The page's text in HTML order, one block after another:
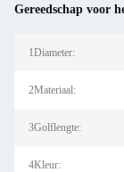
Gereedschap voor
1Diameter:
2Materiaal:
3Golflengte:
4Kleur: